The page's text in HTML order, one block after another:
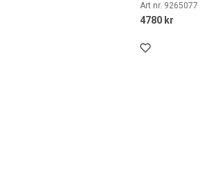
Art nr. 9265077
4780 kr